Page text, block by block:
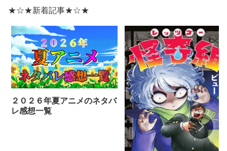
★☆★新着記事★☆★
２０２６年夏アニメのネタバ
レ感想一覧